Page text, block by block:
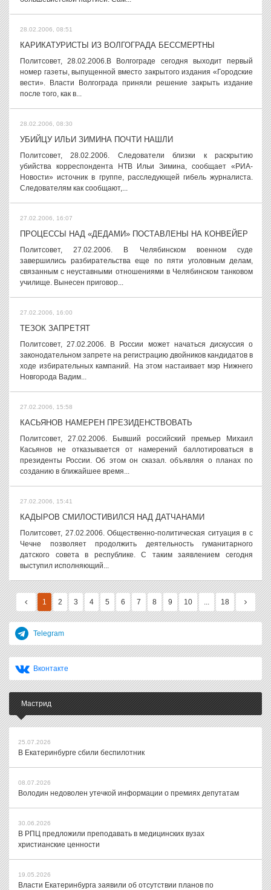
28.02.2006, 08:51
КАРИКАТУРИСТЫ ИЗ ВОЛГОГРАДА БЕССМЕРТНЫ
Политсовет, 28.02.2006.В Волгограде сегодня выходит первый
номер газеты, выпущенной вместо закрытого издания «Городские
вести». Власти Волгограда приняли решение закрыть издание
после того, как в...
28.02.2006, 08:30
УБИЙЦУ ИЛЬИ ЗИМИНА ПОЧТИ НАШЛИ
Политсовет, 28.02.2006. Следователи близки к раскрытию
убийства корреспондента НТВ Ильи Зимина, сообщает «РИА-
Новости» источник в группе, расследующей гибель журналиста.
Следователям как сообщают,...
27.02.2006, 16:07
ПРОЦЕССЫ НАД «ДЕДАМИ» ПОСТАВЛЕНЫ НА КОНВЕЙЕР
Политсовет, 27.02.2006. В Челябинском военном суде
завершились разбирательства еще по пяти уголовным делам,
связанным с неуставными отношениями в Челябинском танковом
училище. Вынесен приговор...
27.02.2006, 16:00
ТЕЗОК ЗАПРЕТЯТ
Политсовет, 27.02.2006. В России может начаться дискуссия о
законодательном запрете на регистрацию двойников кандидатов в
ходе избирательных кампаний. На этом настаивает мэр Нижнего
Новгорода Вадим...
27.02.2006, 15:58
КАСЬЯНОВ НАМЕРЕН ПРЕЗИДЕНСТВОВАТЬ
Политсовет, 27.02.2006. Бывший российский премьер Михаил
Касьянов не отказывается от намерений баллотироваться в
президенты России. Об этом он сказал. объявляя о планах по
созданию в ближайшее время...
27.02.2006, 15:41
КАДЫРОВ СМИЛОСТИВИЛСЯ НАД ДАТЧАНАМИ
Политсовет, 27.02.2006. Общественно-политическая ситуация в с
Чечне позволяет продолжить деятельность гуманитарного
датского совета в республике. С таким заявлением сегодня
выступил исполняющий...
1 2 3 4 5 6 7 8 9 10 ... 18
Telegram
Вконтакте
Мастрид
25.07.2026
В Екатеринбурге сбили беспилотник
08.07.2026
Володин недоволен утечкой информации о премиях депутатам
30.06.2026
В РПЦ предложили преподавать в медицинских вузах
христианские ценности
19.05.2026
Власти Екатеринбурга заявили об отсутствии планов по